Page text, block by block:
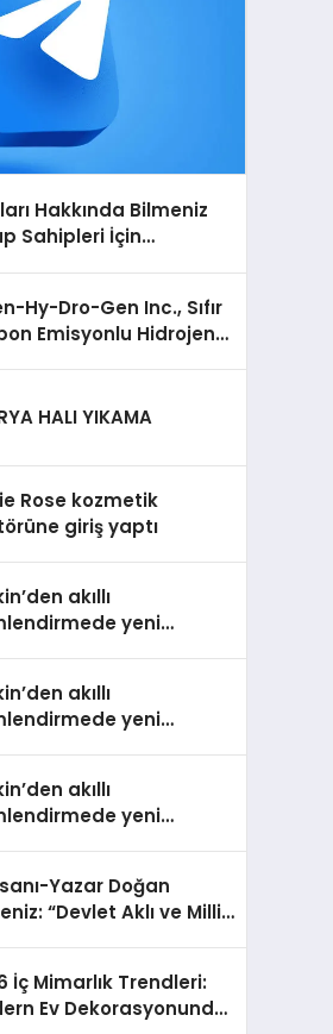
Hakkında Bilmeniz
Sahipleri İçin
Hy-Dro-Gen Inc., Sıfır
Emisyonlu Hidrojen
HALI YIKAMA
Rose kozmetik
giriş yaptı
akıllı
yeni
akıllı
yeni
akıllı
yeni
Yazar Doğan
“Devlet Aklı ve Milli
İç Mimarlık Trendleri:
Ev Dekorasyonunda